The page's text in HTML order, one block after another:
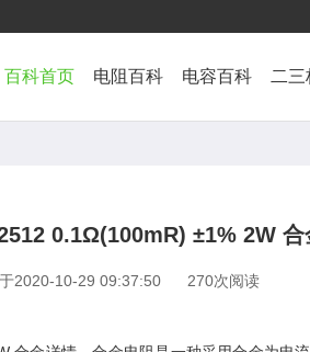
百科首页 电阻百科 电容百科 二
0.1Ω(100mR) ±1% 2W 合
2020-10-29 09:37:50 270次阅读